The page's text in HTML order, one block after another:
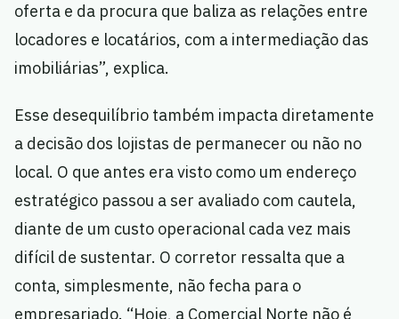
oferta e da procura que baliza as relações entre
locadores e locatários, com a intermediação das
imobiliárias”, explica.
Esse desequilíbrio também impacta diretamente
a decisão dos lojistas de permanecer ou não no
local. O que antes era visto como um endereço
estratégico passou a ser avaliado com cautela,
diante de um custo operacional cada vez mais
difícil de sustentar. O corretor ressalta que a
conta, simplesmente, não fecha para o
empresariado. “Hoje, a Comercial Norte não é